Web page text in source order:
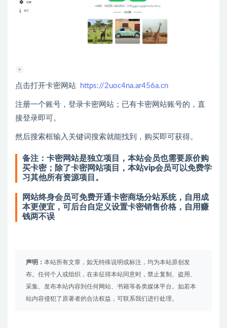
点击打开卡密网站 https://2uoc4na.ar456a.cn
注册一个账号，登录卡密网站；已有卡密网站账号的，直
接登录即可。
然后搜索框输入关键词搜索就能找到，购买即可获得。
备注：卡密网站是独立项目，本站会员也需要原价购
买卡密；除了卡密网站项目，本站vip会员可以免费学
习其他所有资源项目。
网站终身会员可免费开通卡密商场分站系统，自用成
本更便宜，可后台自定义设置卡密销售价格，自用赚
钱两不误
声明： 本站所有文章，如无特殊说明或标注，均为本站原创发
布。任何个人或组织，在未征得本站同意时，禁止复制、盗用、
采集、发布本站内容到任何网站、书籍等各类媒体平台。如若本
站内容侵犯了原著者的合法权益，可联系我们进行处理。